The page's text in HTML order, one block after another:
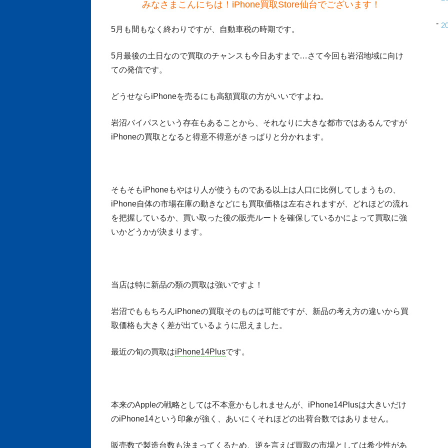
みなさまこんにちは！iPhone買取Store仙台でございます！
5月も間もなく終わりですが、自動車税の時期です。
5月最後の土日なので買取のチャンスも今日あすまで…さて今回も岩沼地域に向け
ての発信です。
どうせならiPhoneを売るにも高額買取の方がいいですよね。
岩沼バイパスという存在もあることから、それなりに大きな都市ではあるんですが
iPhoneの買取となると得意不得意がきっぱりと分かれます。
そもそもiPhoneもやはり人が使うものである以上は人口に比例してしまうもの、
iPhone自体の市場在庫の動きなどにも買取価格は左右されますが、どれほどの流れ
を把握しているか、買い取った後の販売ルートを確保しているかによって買取に強
いかどうかが決まります。
当店は特に新品の類の買取は強いですよ！
岩沼でももちろんiPhoneの買取そのものは可能ですが、新品の考え方の違いから買
取価格も大きく差が出ているように思えました。
最近の旬の買取はiPhone14Plusです。
本来のAppleの戦略としては不本意かもしれませんが、iPhone14Plusは大きいだけ
のiPhone14という印象が強く、あいにくそれほどの出荷台数ではありません。
販売数で製造台数も決まってくるため、逆を言えば買取の市場としては希少性があ